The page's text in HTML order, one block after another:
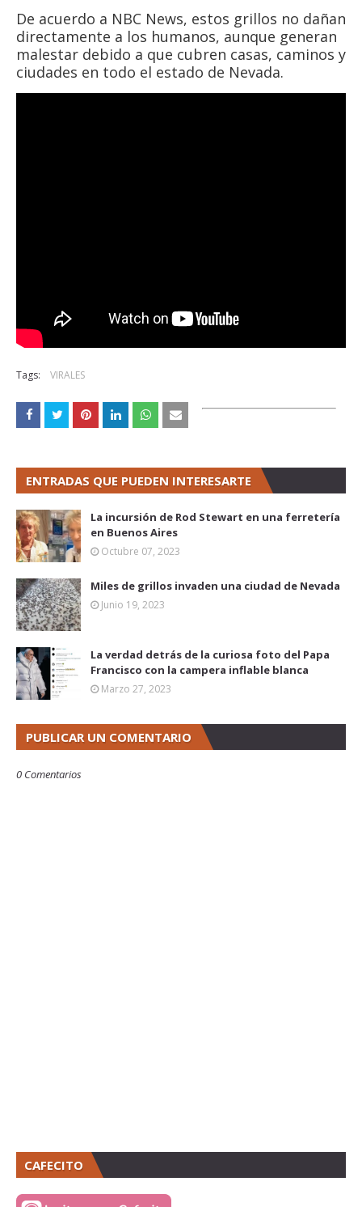
De acuerdo a NBC News, estos grillos no dañan
directamente a los humanos, aunque generan
malestar debido a que cubren casas, caminos y
ciudades en todo el estado de Nevada.
Tags: VIRALES
ENTRADAS QUE PUEDEN INTERESARTE
La incursión de Rod Stewart en una ferretería
en Buenos Aires
Octubre 07, 2023
Miles de grillos invaden una ciudad de Nevada
Junio 19, 2023
La verdad detrás de la curiosa foto del Papa
Francisco con la campera inflable blanca
Marzo 27, 2023
PUBLICAR UN COMENTARIO
0 Comentarios
CAFECITO